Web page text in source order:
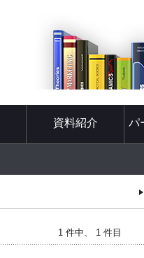
資料紹介 パ
1 件中、 1 件目